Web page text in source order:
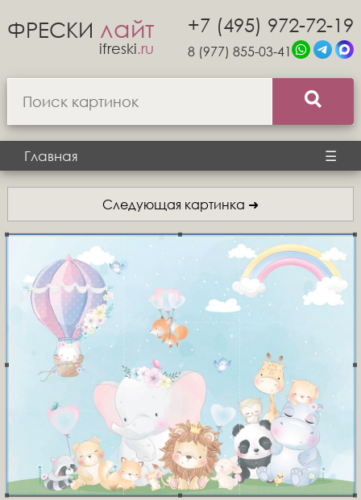
ФРЕСКИ лайт
ifreski.ru
+7 (495) 972-72-19
8 (977) 855-03-41
Главная ☰
Следующая картинка ➜